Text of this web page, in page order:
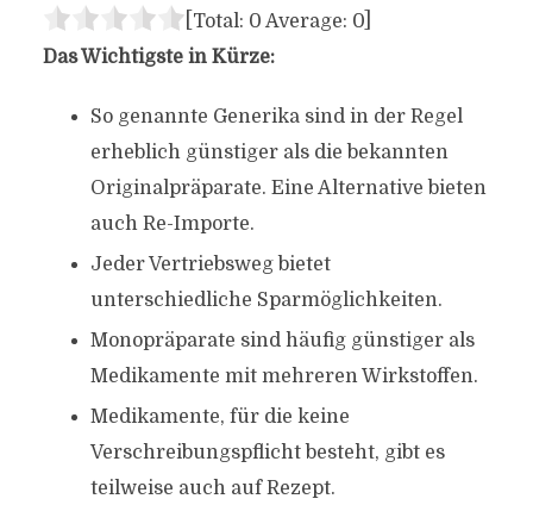
[Total: 0 Average: 0]
Das Wichtigste in Kürze:
So genannte Generika sind in der Regel
erheblich günstiger als die bekannten
Originalpräparate. Eine Alternative bieten
auch Re-Importe.
Jeder Vertriebsweg bietet
unterschiedliche Sparmöglichkeiten.
Monopräparate sind häufig günstiger als
Medikamente mit mehreren Wirkstoffen.
Medikamente, für die keine
Verschreibungspflicht besteht, gibt es
teilweise auch auf Rezept.